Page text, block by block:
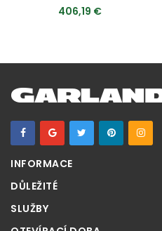
406,19 €
INFORMACE
DŮLEŽITÉ
SLUŽBY